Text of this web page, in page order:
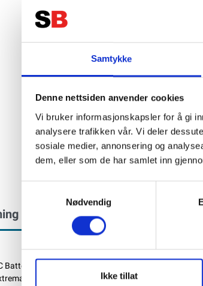
Samtykke
Denne nettsiden anvender cookies
Vi bruker informasjonskapsler for å gi
analysere trafikken vår. Vi deler
sosiale medier, annonsering og
dem, eller som de har samlet inn
Nødvendig
Ikke tillat
Specifikation
Batteri 12V 11AH 160CCA Höga varvtal, långa
förhållanden, så att den alltid levererar maximal